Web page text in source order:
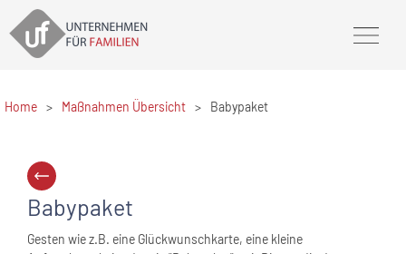
Home > Maßnahmen Übersicht > Babypaket
Babypaket
Gesten wie z.B. eine Glückwunschkarte, eine kleine